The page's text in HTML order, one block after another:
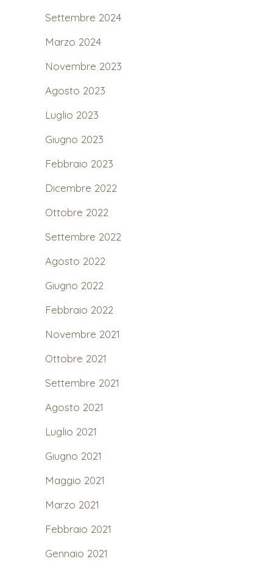
Settembre 2024
Marzo 2024
Novembre 2023
Agosto 2023
Luglio 2023
Giugno 2023
Febbraio 2023
Dicembre 2022
Ottobre 2022
Settembre 2022
Agosto 2022
Giugno 2022
Febbraio 2022
Novembre 2021
Ottobre 2021
Settembre 2021
Agosto 2021
Luglio 2021
Giugno 2021
Maggio 2021
Marzo 2021
Febbraio 2021
Gennaio 2021